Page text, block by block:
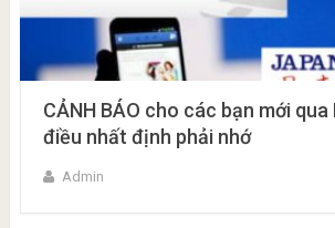
CẢNH BÁO cho các bạn mới
điều nhất định phải nhớ
Admin